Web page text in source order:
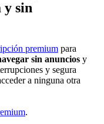
y sin
premium para
sin anuncios y
y segura
a ninguna otra
.